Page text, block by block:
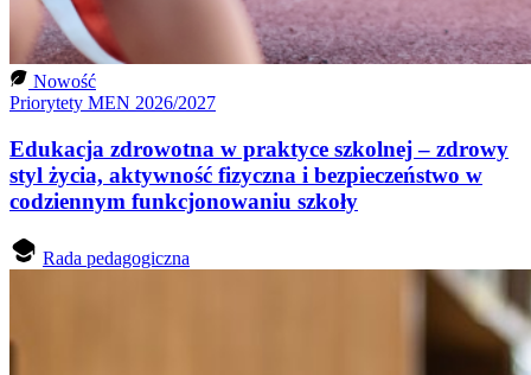
Nowość
Priorytety MEN 2026/2027
Edukacja zdrowotna w praktyce szkolnej – zdrowy
styl życia, aktywność fizyczna i bezpieczeństwo w
codziennym funkcjonowaniu szkoły
Rada pedagogiczna